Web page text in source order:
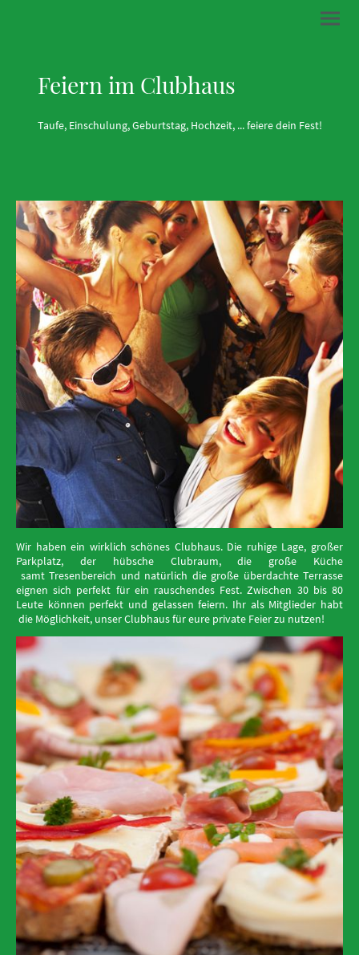
Feiern im Clubhaus
Taufe, Einschulung, Geburtstag, Hochzeit, ... feiere dein Fest!
Wir haben ein wirklich schönes Clubhaus. Die ​ruhige Lage, großer
Parkplatz, der ​hübsche Clubraum​,die große Küche
samt Tresenbereich und natürlich ​die große überdachteTerrasse
eignen sich perfekt für e​in rauschendes Fest. ​Zwischen 30 bis 80
Leute können perfekt und gelassen feiern. Ihr als Mitglieder habt
die Möglichkeit, unser Clubhaus für eure ​private Feier zu nutzen!